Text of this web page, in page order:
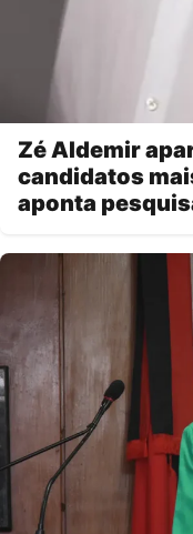
Zé Aldemir
candidatos
aponta